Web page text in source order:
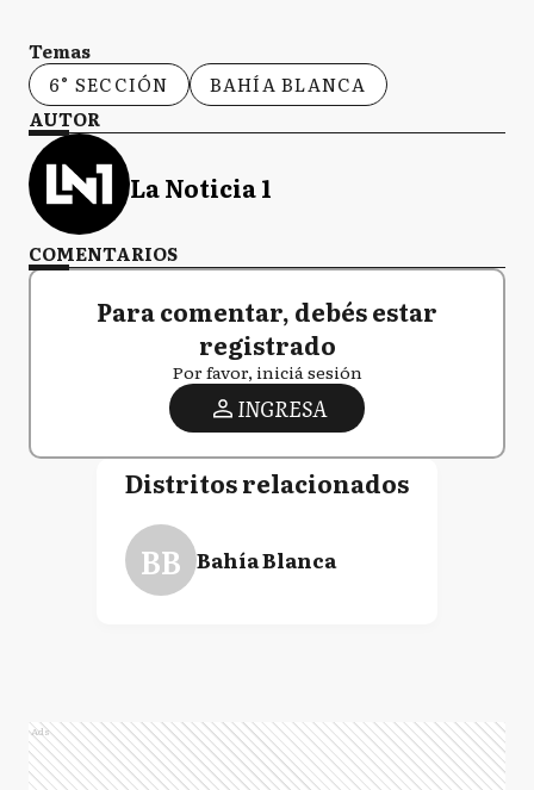
Temas
6° SECCIÓN
BAHÍA BLANCA
AUTOR
La Noticia 1
COMENTARIOS
Para comentar, debés estar
registrado
Por favor, iniciá sesión
INGRESA
Distritos relacionados
BB Bahía Blanca
Ads